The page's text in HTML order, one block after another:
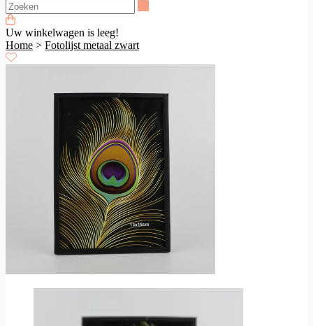
Uw winkelwagen is leeg!
Home > Fotolijst metaal zwart